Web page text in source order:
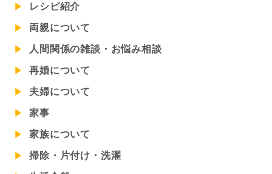
レシピ紹介
両親について
人間関係の雑談・お悩み相談
再婚について
夫婦について
家事
家族について
掃除・片付け・洗濯